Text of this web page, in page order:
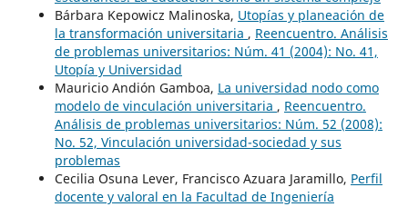
Bárbara Kepowicz Malinoska, Utopías y planeación de
la transformación universitaria , Reencuentro. Análisis
de problemas universitarios: Núm. 41 (2004): No. 41,
Utopía y Universidad
Mauricio Andión Gamboa, La universidad nodo como
modelo de vinculación universitaria , Reencuentro.
Análisis de problemas universitarios: Núm. 52 (2008):
No. 52, Vinculación universidad-sociedad y sus
problemas
Cecilia Osuna Lever, Francisco Azuara Jaramillo, Perfil
docente y valoral en la Facultad de Ingeniería